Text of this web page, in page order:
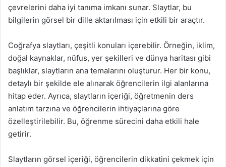
çevrelerini daha iyi tanıma imkanı sunar. Slaytlar, bu
bilgilerin görsel bir dille aktarılması için etkili bir araçtır.
Coğrafya slaytları, çeşitli konuları içerebilir. Örneğin, iklim,
doğal kaynaklar, nüfus, yer şekilleri ve dünya haritası gibi
başlıklar, slaytların ana temalarını oluşturur. Her bir konu,
detaylı bir şekilde ele alınarak öğrencilerin ilgi alanlarına
hitap eder. Ayrıca, slaytların içeriği, öğretmenin ders
anlatım tarzına ve öğrencilerin ihtiyaçlarına göre
özelleştirilebilir. Bu, öğrenme sürecini daha etkili hale
getirir.
Slaytların görsel içeriği, öğrencilerin dikkatini çekmek için